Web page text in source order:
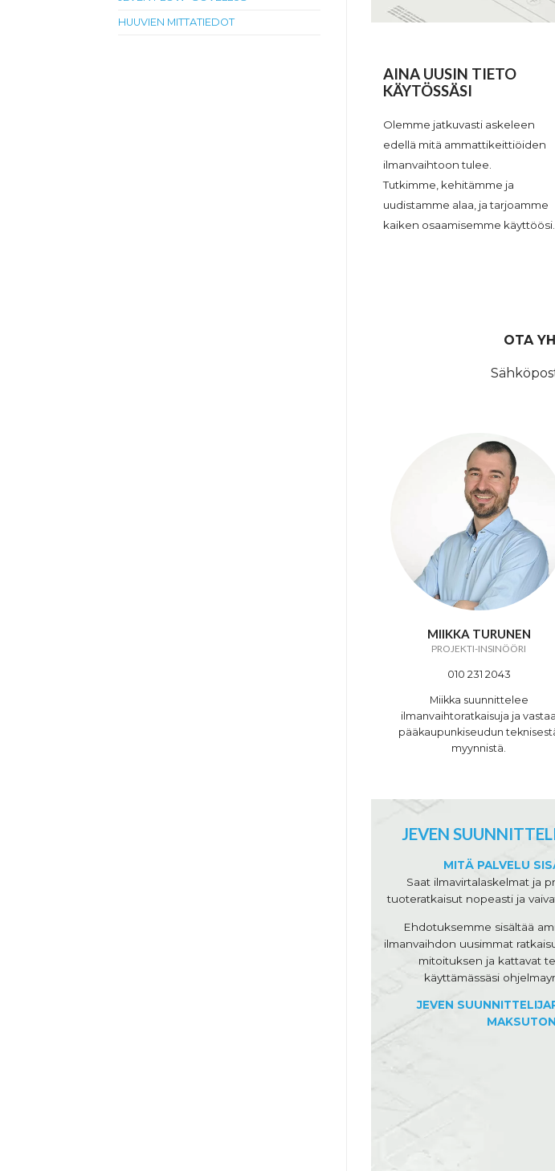
AINA UUSIN TIETO
KÄYTÖSSÄSI
Olemme jatkuvasti askeleen
edellä mitä ammattikeittiöiden
ilmanvaihtoon tulee.
Tutkimme, kehitämme ja
uudistamme alaa, ja tarjoamme
kaiken osaamisemme käyttöösi.
OTA
MIIKKA TURUNEN
PROJEKTI-INSINÖÖRI
010 231 2043
Miikka suunnittelee
ilmanvaihtoratkaisuja ja vastaa
pääkaupunkiseudun
myynnistä.
JEVEN
MITÄ PALVELU
Saat ilmavirtalaskelmat ja
tuoteratkaisut nopeasti ja
Ehdotuksemme sisältää
ilmanvaihdon uusimmat
mitoituksen ja kattavat
käyttämässäsi
JEVEN
MAKSUTON
HUUVIEN MITTATIEDOT